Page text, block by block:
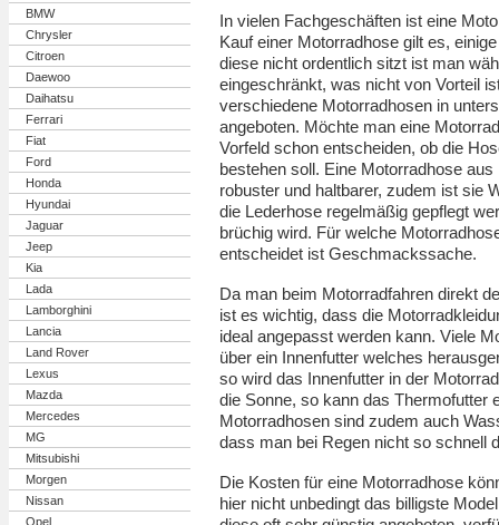
BMW
Chrysler
Citroen
Daewoo
Daihatsu
Ferrari
Fiat
Ford
Honda
Hyundai
Jaguar
Jeep
Kia
Lada
Lamborghini
Lancia
Land Rover
Lexus
Mazda
Mercedes
MG
Mitsubishi
Morgen
Nissan
Opel
In vielen Fachgeschäften ist eine
Kauf einer Motorradhose gilt es,
diese nicht ordentlich sitzt ist man
eingeschränkt, was nicht von Vorteil
verschiedene Motorradhosen in
angeboten. Möchte man eine
Vorfeld schon entscheiden, ob die
bestehen soll. Eine Motorradhose
robuster und haltbarer, zudem ist sie
die Lederhose regelmäßig gepflegt
brüchig wird. Für welche
entscheidet ist Geschmackssache.
Da man beim Motorradfahren direkt
ist es wichtig, dass die
ideal angepasst werden kann. Viele
über ein Innenfutter welches
so wird das Innenfutter in der
die Sonne, so kann das Thermofutter
Motorradhosen sind zudem auch
dass man bei Regen nicht so schnell
Die Kosten für eine Motorradhose
hier nicht unbedingt das billigste